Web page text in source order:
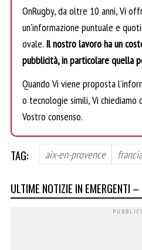
OnRugby, da oltre 10 anni, Vi
un’informazione puntuale e
ovale. Il nostro lavoro ha un
pubblicità, in particolare quella
Quando Vi viene proposta
o tecnologie simili, Vi chiediamo
Vostro consenso.
TAG: aix-en-provence francia
ULTIME NOTIZIE IN EMERGENTI